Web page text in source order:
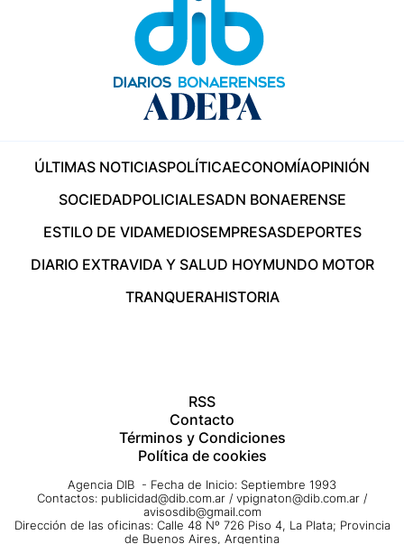
ÚLTIMAS NOTICIASPOLÍTICAECONOMÍAOPINIÓN
SOCIEDADPOLICIALESADN BONAERENSE
ESTILO DE VIDAMEDIOSEMPRESASDEPORTES
DIARIO EXTRAVIDA Y SALUD HOYMUNDO MOTOR
TRANQUERAHISTORIA
RSS
Contacto
Términos y Condiciones
Política de cookies
Agencia DIB - Fecha de Inicio: Septiembre 1993
Contactos: publicidad@dib.com.ar / vpignaton@dib.com.ar /
avisosdib@gmail.com
Dirección de las oficinas: Calle 48 Nº 726 Piso 4, La Plata; Provincia
de Buenos Aires, Argentina